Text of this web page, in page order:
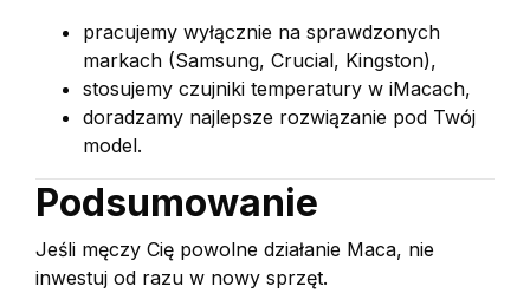
pracujemy wyłącznie na sprawdzonych
markach (Samsung, Crucial, Kingston),
stosujemy czujniki temperatury w iMacach,
doradzamy najlepsze rozwiązanie pod Twój
model.
Podsumowanie
Jeśli męczy Cię powolne działanie Maca, nie
inwestuj od razu w nowy sprzęt.